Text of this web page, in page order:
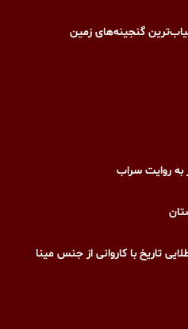
گنجینه‌های زمین
به روایت سراب
تاریخ با کاروانی از جنس مینا